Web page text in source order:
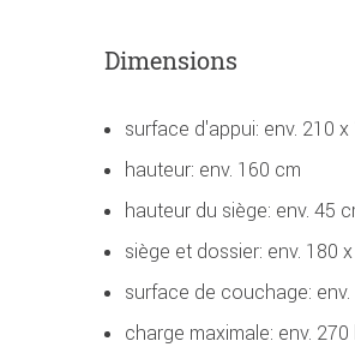
Dimensions
surface d'appui: env. 210 x
hauteur: env. 160 cm
hauteur du siège: env. 45
siège et dossier: env. 180
surface de couchage:
charge maximale: env. 270